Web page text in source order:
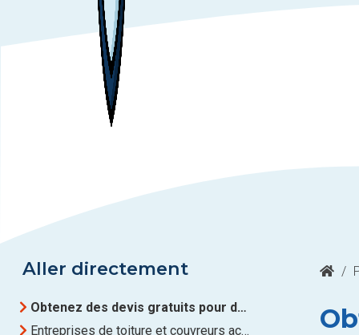
Aller directement
Obtenez des devis gratuits pour des Travaux de toiture à Le roeulx
Entreprises de toiture et couvreurs actifs à Le roeulx
/